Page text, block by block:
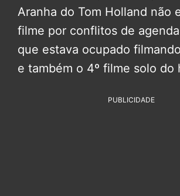
Aranha do Tom Holland não
filme por conflitos de
que estava ocupado
e também o 4º filme solo do
PUBLICIDADE